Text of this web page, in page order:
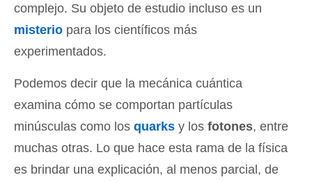
complejo. Su objeto de estudio incluso es un
misterio para los científicos más
experimentados.
Podemos decir que la mecánica cuántica
examina cómo se comportan partículas
minúsculas como los quarks y los fotones, entre
muchas otras. Lo que hace esta rama de la física
es brindar una explicación, al menos parcial, de